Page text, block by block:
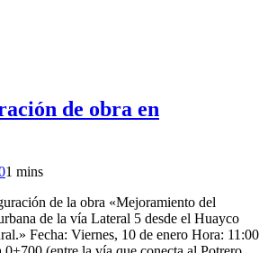
de obra en
1 mins
de la obra «Mejoramiento del
de la vía Lateral 5 desde el Huayco
Fecha: Viernes, 10 de enero Hora: 11:00